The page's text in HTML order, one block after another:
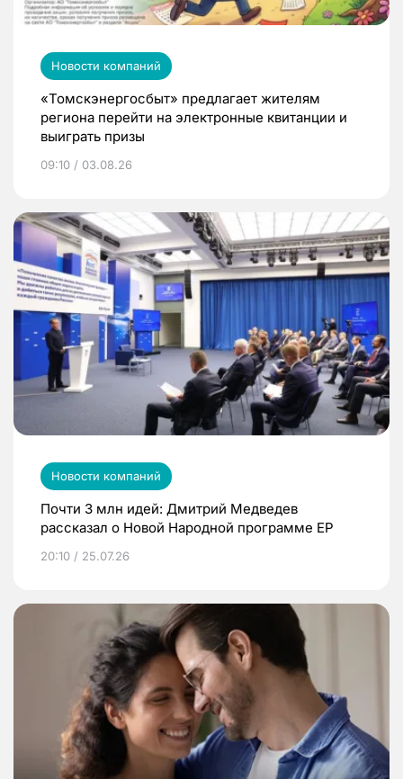
Новости компаний
«Томскэнергосбыт» предлагает жителям
региона перейти на электронные квитанции и
выиграть призы
09:10 / 03.08.26
Новости компаний
Почти 3 млн идей: Дмитрий Медведев
рассказал о Новой Народной программе ЕР
20:10 / 25.07.26